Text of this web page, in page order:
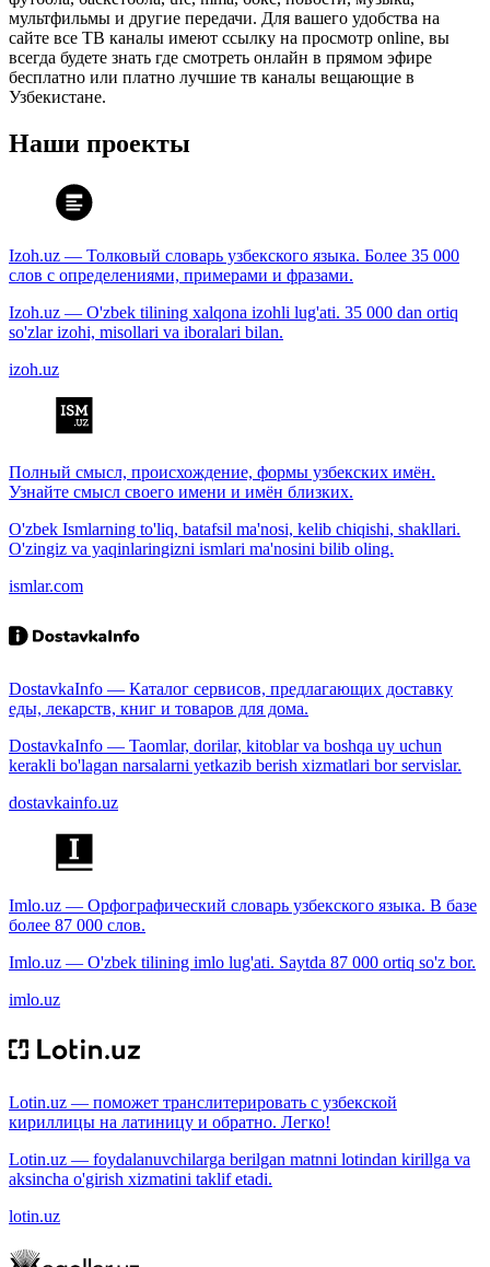
мультфильмы и другие передачи. Для вашего удобства на
сайте все ТВ каналы имеют ссылку на просмотр online, вы
всегда будете знать где смотреть онлайн в прямом эфире
бесплатно или платно лучшие тв каналы вещающие в
Узбекистане.
Наши проекты
Izoh.uz — Толковый словарь узбекского языка. Более 35 000
слов с определениями, примерами и фразами.
Izoh.uz — O'zbek tilining xalqona izohli lug'ati. 35 000 dan ortiq
so'zlar izohi, misollari va iboralari bilan.
izoh.uz
Полный смысл, происхождение, формы узбекских имён.
Узнайте смысл своего имени и имён близких.
O'zbek Ismlarning to'liq, batafsil ma'nosi, kelib chiqishi, shakllari.
O'zingiz va yaqinlaringizni ismlari ma'nosini bilib oling.
ismlar.com
DostavkaInfo — Каталог сервисов, предлагающих доставку
еды, лекарств, книг и товаров для дома.
DostavkaInfo — Taomlar, dorilar, kitoblar va boshqa uy uchun
kerakli bo'lagan narsalarni yetkazib berish xizmatlari bor servislar.
dostavkainfo.uz
Imlo.uz — Орфографический словарь узбекского языка. В базе
более 87 000 слов.
Imlo.uz — O'zbek tilining imlo lug'ati. Saytda 87 000 ortiq so'z bor.
imlo.uz
Lotin.uz — поможет транслитерировать с узбекской
кириллицы на латиницу и обратно. Легко!
Lotin.uz — foydalanuvchilarga berilgan matnni lotindan kirillga va
aksincha o'girish xizmatini taklif etadi.
lotin.uz